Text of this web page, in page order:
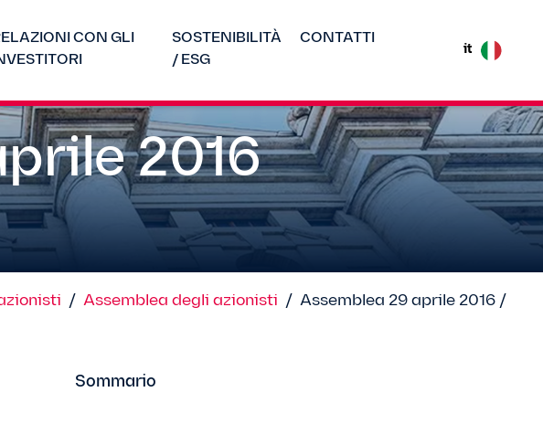
CON GLI
SOSTENIBILITÀ
/ ESG
CONTATTI
it
2016
/ Assemblea degli azionisti / Assemblea 29 aprile 2016 /
Sommario